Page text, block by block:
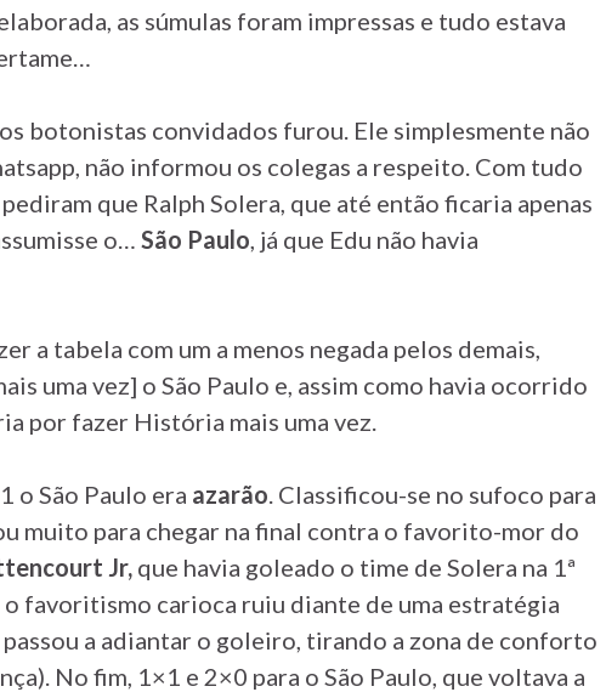
as súmulas foram impressas e tudo estava
botonistas convidados furou. Ele simplesmente não
não informou os colegas a respeito. Com tudo
que Ralph Solera, que até então ficaria apenas
o… São Paulo , já que Edu não havia
a tabela com um a menos negada pelos demais,
uma vez] o São Paulo e, assim como havia ocorrido
por fazer História mais uma vez.
o São Paulo era azarão . Classificou-se no sufoco para
muito para chegar na final contra o favorito-mor do
Jr, que havia goleado o time de Solera na 1ª
o favoritismo carioca ruiu diante de uma estratégia
a adiantar o goleiro, tirando a zona de conforto
No fim, 1×1 e 2×0 para o São Paulo, que voltava a